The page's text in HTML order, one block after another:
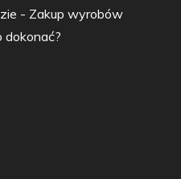
- Zakup wyrobów
dokonać?